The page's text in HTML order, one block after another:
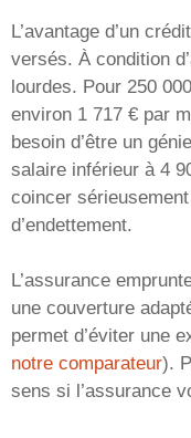
L’avantage d’un
versés. À condition
lourdes. Pour 250
environ 1 717 € par
besoin d’être un
salaire inférieur à 4
coincer
d’endettement.
L’assurance
une couverture
permet d’éviter une
notre comparateur).
sens si l’assurance